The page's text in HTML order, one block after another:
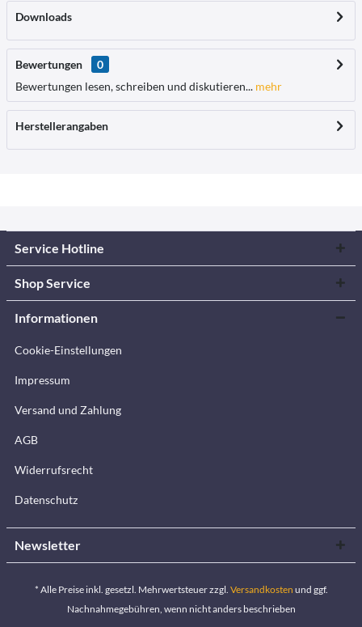
Downloads
Bewertungen
0
Bewertungen lesen, schreiben und diskutieren... mehr
Herstellerangaben
Service Hotline
Shop Service
Informationen
Cookie-Einstellungen
Impressum
Versand und Zahlung
AGB
Widerrufsrecht
Datenschutz
Newsletter
* Alle Preise inkl. gesetzl. Mehrwertsteuer zzgl. Versandkosten und ggf.
Nachnahmegebühren, wenn nicht anders beschrieben